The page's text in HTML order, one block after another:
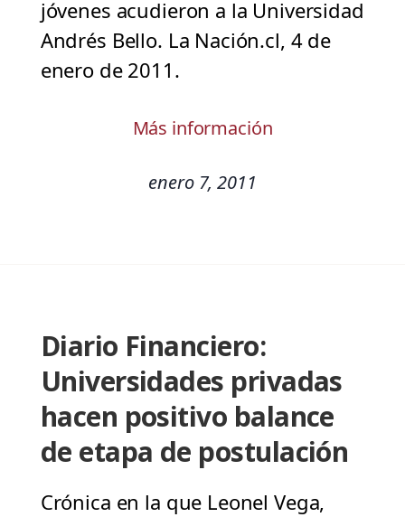
jóvenes acudieron a la Universidad
Andrés Bello. La Nación.cl, 4 de
enero de 2011.
Más información
enero 7, 2011
Diario Financiero:
Universidades privadas
hacen positivo balance
de etapa de postulación
Crónica en la que Leonel Vega,